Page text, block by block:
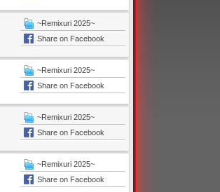
~Remixuri 2025~
Share on Facebook
~Remixuri 2025~
Share on Facebook
~Remixuri 2025~
Share on Facebook
~Remixuri 2025~
Share on Facebook